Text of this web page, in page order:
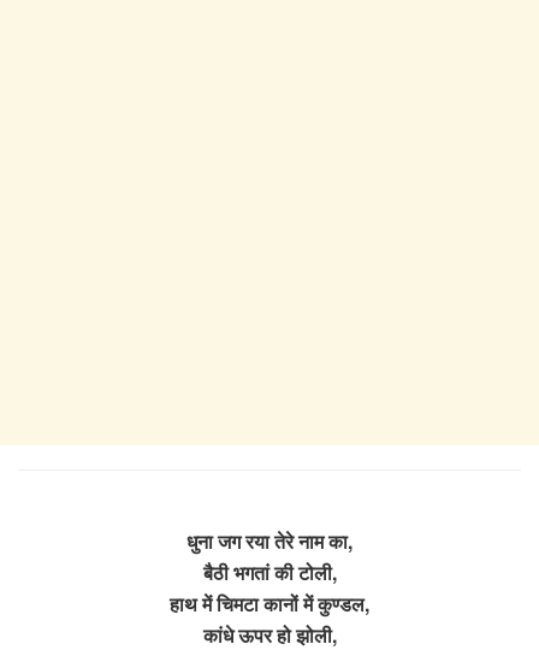
धुना जग रया तेरे नाम का,
बैठी भगतां की टोली,
हाथ में चिमटा कानों में कुण्डल,
कांधे ऊपर हो झोली,